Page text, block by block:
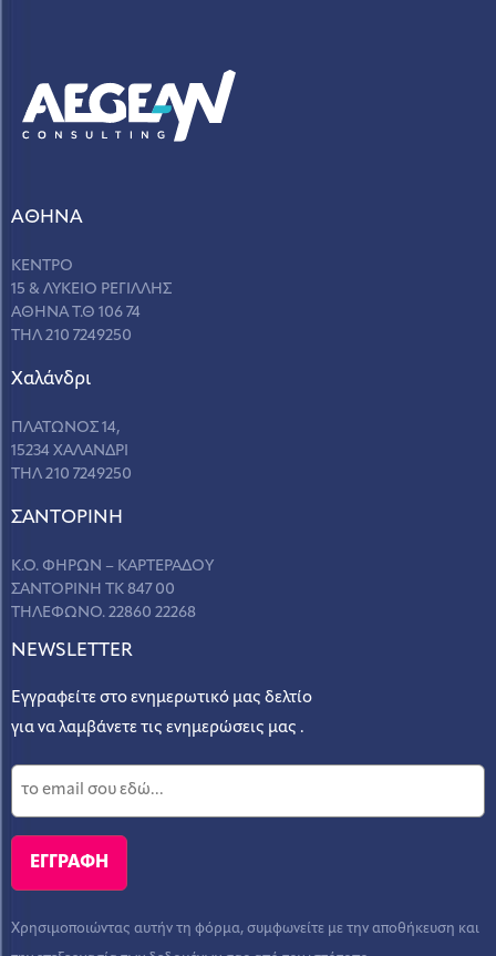
ΑΘΗΝΑ
ΚΕΝΤΡΟ
15 & ΛΥΚΕΙΟ ΡΕΓΙΛΛΗΣ
ΑΘΗΝΑ Τ.Θ 106 74
ΤΗΛ 210 7249250
Χαλάνδρι
ΠΛΑΤΩΝΟΣ 14,
15234 ΧΑΛΑΝΔΡΙ
ΤΗΛ 210 7249250
ΣANΤΟΡΙΝΗ
Κ.Ο. ΦΗΡΩΝ – ΚΑΡΤΕΡΑΔΟΥ
ΣΑΝΤΟΡΙΝΗ ΤΚ 847 00
ΤΗΛΕΦΩΝΟ. 22860 22268
NEWSLETTER
Εγγραφείτε στο ενημερωτικό μας δελτίο
για να λαμβάνετε τις ενημερώσεις μας .
Χρησιμοποιώντας αυτήν τη φόρμα, συμφωνείτε με την αποθήκευση και